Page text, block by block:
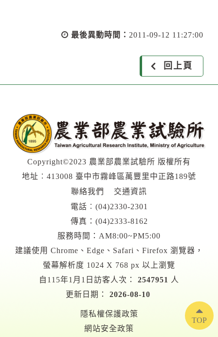
最後異動時間： 2011-09-12 11:27:00
回上頁
Copyright©2023 農業部農業試驗所 版權所有
地址︰413008 臺中市霧峰區萬豐里中正路189號
聯絡我們
交通資訊
電話︰ (04)2330-2301
傳真：(04)2333-8162
服務時間：AM8:00~PM5:00
建議使用 Chrome、Edge、Safari、Firefox 瀏覽器，
螢幕解析度 1024 X 768 px 以上瀏覽
自115年1月1日訪客人次：
2547951 人
更新日期：
2026-08-10
隱私權保護政策
網站安全政策
TOP